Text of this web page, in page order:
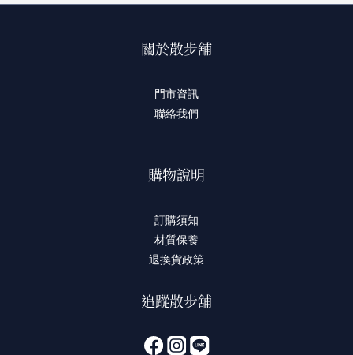
關於散步舖
門市資訊
聯絡我們
購物說明
訂購須知
材質保養
退換貨政策
追蹤散步舖